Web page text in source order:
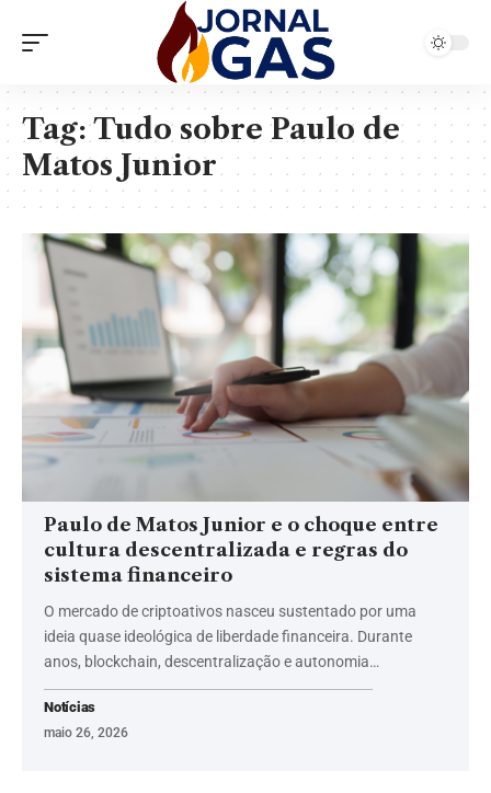
Tag:Tudo sobre Paulo de
Matos Junior
Paulo de Matos Junior e o choque entre
cultura descentralizada e regras do
sistema financeiro
O mercado de criptoativos nasceu sustentado por uma
ideia quase ideológica de liberdade financeira. Durante
anos, blockchain, descentralização e autonomia…
Notícias
maio 26, 2026